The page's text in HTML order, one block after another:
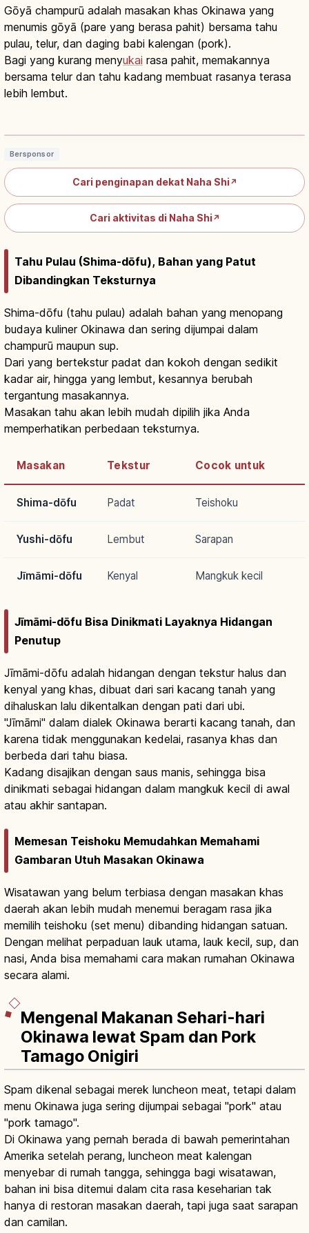
Gōyā champurū adalah masakan khas Okinawa yang
menumis gōyā (pare yang berasa pahit) bersama tahu
pulau, telur, dan daging babi kalengan (pork).
Bagi yang kurang menyukai rasa pahit, memakannya
bersama telur dan tahu kadang membuat rasanya terasa
lebih lembut.
Bersponsor
Cari penginapan dekat Naha Shi↗
Cari aktivitas di Naha Shi↗
Tahu Pulau (Shima-dōfu), Bahan yang Patut
Dibandingkan Teksturnya
Shima-dōfu (tahu pulau) adalah bahan yang menopang
budaya kuliner Okinawa dan sering dijumpai dalam
champurū maupun sup.
Dari yang bertekstur padat dan kokoh dengan sedikit
kadar air, hingga yang lembut, kesannya berubah
tergantung masakannya.
Masakan tahu akan lebih mudah dipilih jika Anda
memperhatikan perbedaan teksturnya.
Masakan Tekstur Cocok untuk
Shima-dōfu Padat Teishoku
Yushi-dōfu Lembut Sarapan
Jīmāmi-dōfu Kenyal Mangkuk kecil
Jīmāmi-dōfu Bisa Dinikmati Layaknya Hidangan
Penutup
Jīmāmi-dōfu adalah hidangan dengan tekstur halus dan
kenyal yang khas, dibuat dari sari kacang tanah yang
dihaluskan lalu dikentalkan dengan pati dari ubi.
"Jīmāmi" dalam dialek Okinawa berarti kacang tanah, dan
karena tidak menggunakan kedelai, rasanya khas dan
berbeda dari tahu biasa.
Kadang disajikan dengan saus manis, sehingga bisa
dinikmati sebagai hidangan dalam mangkuk kecil di awal
atau akhir santapan.
Memesan Teishoku Memudahkan Memahami
Gambaran Utuh Masakan Okinawa
Wisatawan yang belum terbiasa dengan masakan khas
daerah akan lebih mudah menemui beragam rasa jika
memilih teishoku (set menu) dibanding hidangan satuan.
Dengan melihat perpaduan lauk utama, lauk kecil, sup, dan
nasi, Anda bisa memahami cara makan rumahan Okinawa
secara alami.
Mengenal Makanan Sehari-hari
Okinawa lewat Spam dan Pork
Tamago Onigiri
Spam dikenal sebagai merek luncheon meat, tetapi dalam
menu Okinawa juga sering dijumpai sebagai "pork" atau
"pork tamago".
Di Okinawa yang pernah berada di bawah pemerintahan
Amerika setelah perang, luncheon meat kalengan
menyebar di rumah tangga, sehingga bagi wisatawan,
bahan ini bisa ditemui dalam cita rasa keseharian tak
hanya di restoran masakan daerah, tapi juga saat sarapan
dan camilan.